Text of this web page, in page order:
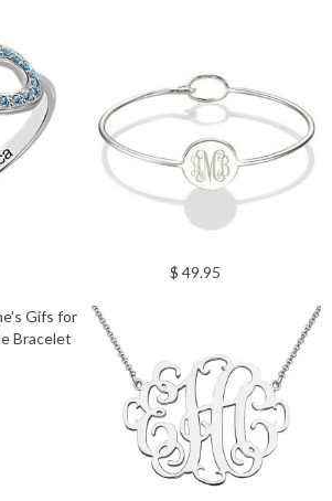
$ 49.95